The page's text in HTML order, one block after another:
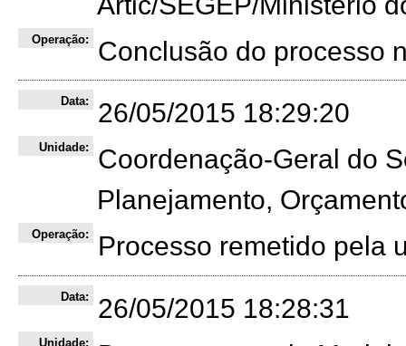
Operação: Conclusão do processo
Data: 26/05/2015 18:29:20
Unidade:
Coordenação-Geral do
Planejamento,
Operação: Processo remetido pela
Data: 26/05/2015 18:28:31
Unidade: